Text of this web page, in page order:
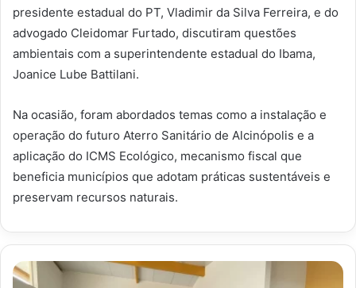
presidente estadual do PT, Vladimir da Silva Ferreira, e do
advogado Cleidomar Furtado, discutiram questões
ambientais com a superintendente estadual do Ibama,
Joanice Lube Battilani.
Na ocasião, foram abordados temas como a instalação e
operação do futuro Aterro Sanitário de Alcinópolis e a
aplicação do ICMS Ecológico, mecanismo fiscal que
beneficia municípios que adotam práticas sustentáveis e
preservam recursos naturais.